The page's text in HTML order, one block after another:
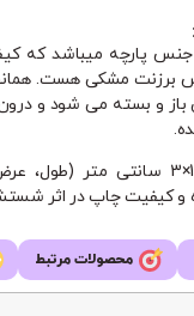
پارچه میباشد که
برزنت مشکی هست.
و بسته می شود و
ابعاد این جامدادی 22×12×3
کیفیت چاپ در اثر
محصولات مرتبط